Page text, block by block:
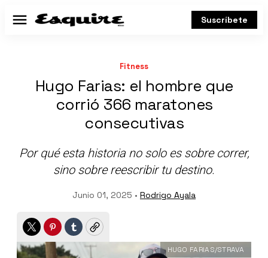
Menú Suscríbete
Fitness
Hugo Farias: el hombre que
corrió 366 maratones
consecutivas
Por qué esta historia no solo es sobre correr,
sino sobre reescribir tu destino.
Junio 01, 2025 • Rodrigo Ayala
TwitterPinterest
TumblrCopy
HUGO FARIAS/STRAVA